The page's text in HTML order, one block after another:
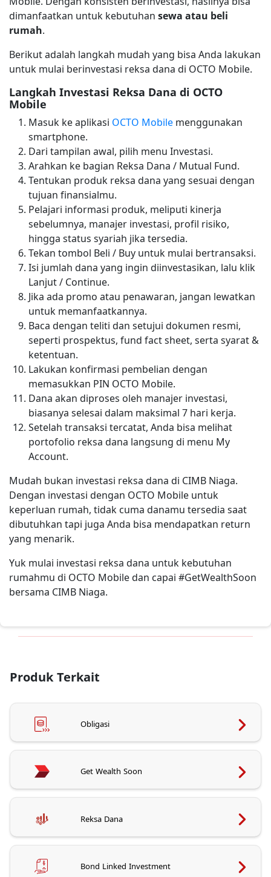
dimanfaatkan untuk kebutuhan sewa atau beli
rumah.
Berikut adalah langkah mudah yang bisa Anda lakukan
untuk mulai berinvestasi reksa dana di OCTO Mobile.
Langkah Investasi Reksa Dana di OCTO
Mobile
Masuk ke aplikasi OCTO Mobile menggunakan
smartphone.
Dari tampilan awal, pilih menu Investasi.
Arahkan ke bagian Reksa Dana / Mutual Fund.
Tentukan produk reksa dana yang sesuai dengan
tujuan finansialmu.
Pelajari informasi produk, meliputi kinerja
sebelumnya, manajer investasi, profil risiko,
hingga status syariah jika tersedia.
Tekan tombol Beli / Buy untuk mulai bertransaksi.
Isi jumlah dana yang ingin diinvestasikan, lalu klik
Lanjut / Continue.
Jika ada promo atau penawaran, jangan lewatkan
untuk memanfaatkannya.
Baca dengan teliti dan setujui dokumen resmi,
seperti prospektus, fund fact sheet, serta syarat &
ketentuan.
Lakukan konfirmasi pembelian dengan
memasukkan PIN OCTO Mobile.
Dana akan diproses oleh manajer investasi,
biasanya selesai dalam maksimal 7 hari kerja.
Setelah transaksi tercatat, Anda bisa melihat
portofolio reksa dana langsung di menu My
Account.
Mudah bukan investasi reksa dana di CIMB Niaga.
Dengan investasi dengan OCTO Mobile untuk
keperluan rumah, tidak cuma danamu tersedia saat
dibutuhkan tapi juga Anda bisa mendapatkan return
yang menarik.
Yuk mulai investasi reksa dana untuk kebutuhan
rumahmu di OCTO Mobile dan capai #GetWealthSoon
bersama CIMB Niaga.
Produk Terkait
Obligasi
Get Wealth Soon
Reksa Dana
Bond Linked Investment